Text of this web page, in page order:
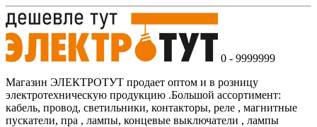
0 - 9999999
Магазин ЭЛЕКТРОТУТ продает оптом и в розницу
электротехническую продукцию .Большой ассортимент:
кабель, провод, светильники, контакторы, реле , магнитные
пускатели, пра , лампы, концевые выключатели , лампы